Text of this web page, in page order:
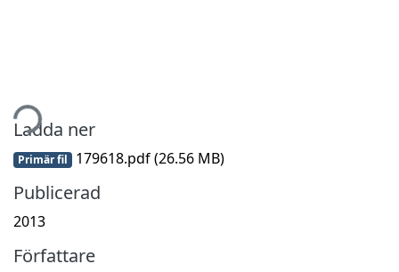
Ladda ner
Primär fil 179618.pdf(26.56 MB)
Publicerad
2013
Författare